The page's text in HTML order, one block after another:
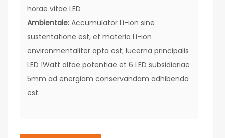
horae vitae LED
Ambientale: Accumulator Li-ion sine
sustentatione est, et materia Li-ion
environmentaliter apta est; lucerna principalis
LED 1Watt altae potentiae et 6 LED subsidiariae
5mm ad energiam conservandam adhibenda
est.